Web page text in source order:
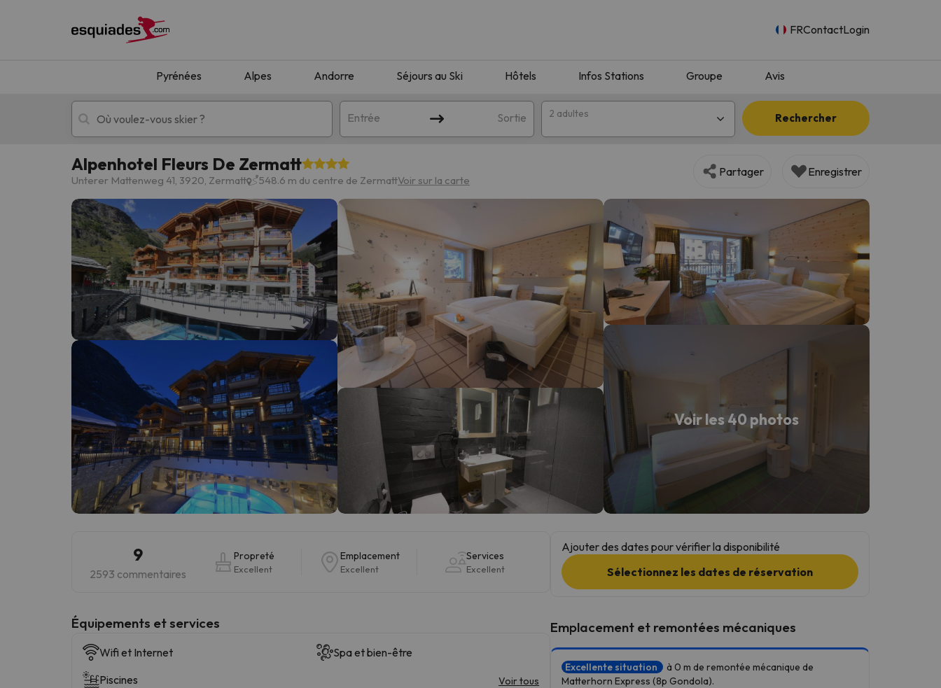
FRContactLogin
Pyrénées Alpes Andorre Séjours au Ski Hôtels Infos Stations Groupe Avis
Entrée Sortie 2 adultes Rechercher
Séjours au ski Séjours montagne
Oups, nous n'avons pas trouvé de résultats correspondant à votre recherche. Essayez de modifier la destination.
Il semble que notre chercheur se soit égaré. Dès qu'il aura retrouvé sa boussole, il reviendra.
Alpenhotel Fleurs De Zermatt
Unterer Mattenweg 41, 3920, Zermatt 548.6 m du centre de ZermattVoir sur la carte
Partager Enregistrer
Voir les 40 photos
9
2593 commentaires
Propreté
Excellent
Emplacement
Excellent
Services
Excellent
​Équipements et services
Wifi et Internet
Spa et bien-être
Piscines
Voir tous
Ajouter des dates pour vérifier la disponibilité
Sélectionnez les dates de réservation
Emplacement et remontées mécaniques
Excellente situation
à 0 m de remontée mécanique de
Matterhorn Express (8p Gondola).